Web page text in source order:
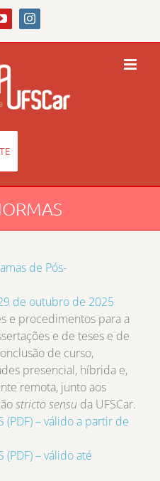
YouTubeInstagram
de Pós-
de outubro de 2025
e procedimentos para a
e de teses e de
de curso,
presencial, híbrida e,
remota, junto aos
stricto sensu da UFSCar.
(PDF) – válido a partir de
– válido até